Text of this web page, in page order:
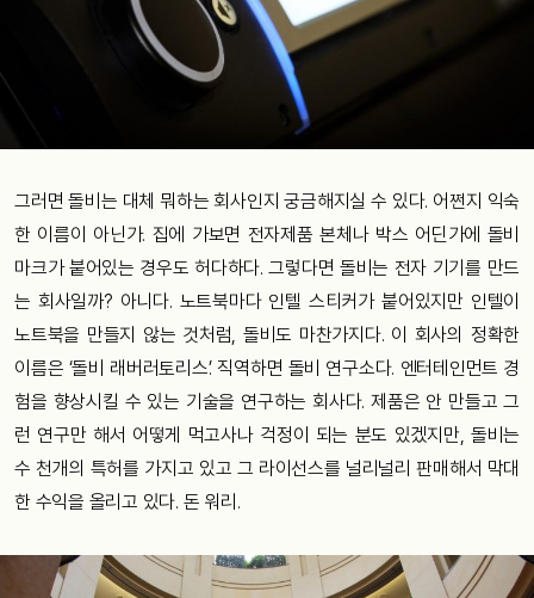
그러면 돌비는 대체 뭐하는 회사인지 궁금해지실 수 있다. 어쩐지 익숙
한 이름이 아닌가. 집에 가보면 전자제품 본체나 박스 어딘가에 돌비
마크가 붙어있는 경우도 허다하다.그렇다면 돌비는 전자 기기를 만드
는 회사일까? 아니다. 노트북마다 인텔 스티커가 붙어있지만 인텔이
노트북을 만들지 않는 것처럼, 돌비도 마찬가지다. 이 회사의 정확한
이름은 ‘돌비 래버러토리스’. 직역하면 돌비 연구소다. 엔터테인먼트 경
험을 향상시킬 수 있는 기술을 연구하는 회사다. 제품은 안 만들고 그
런 연구만 해서 어떻게 먹고사나 걱정이 되는 분도 있겠지만, 돌비는
수 천개의 특허를 가지고 있고 그 라이선스를 널리널리 판매해서 막대
한 수익을 올리고 있다. 돈 워리 .